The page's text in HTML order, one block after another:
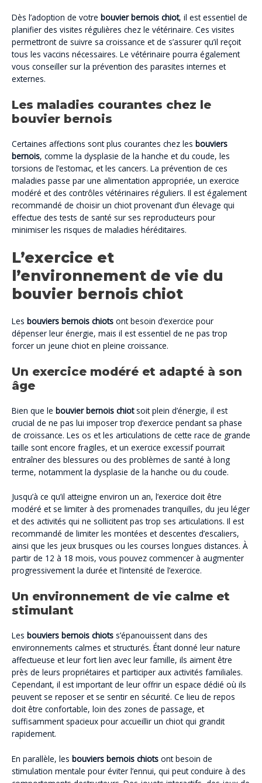
Dès l’adoption de votre bouvier bernois chiot, il est essentiel de
planifier des visites régulières chez le vétérinaire. Ces visites
permettront de suivre sa croissance et de s’assurer qu’il reçoit
tous les vaccins nécessaires. Le vétérinaire pourra également
vous conseiller sur la prévention des parasites internes et
externes.
Les maladies courantes chez le
bouvier bernois
Certaines affections sont plus courantes chez les bouviers
bernois, comme la dysplasie de la hanche et du coude, les
torsions de l’estomac, et les cancers. La prévention de ces
maladies passe par une alimentation appropriée, un exercice
modéré et des contrôles vétérinaires réguliers. Il est également
recommandé de choisir un chiot provenant d’un élevage qui
effectue des tests de santé sur ses reproducteurs pour
minimiser les risques de maladies héréditaires.
L’exercice et
l’environnement de vie du
bouvier bernois chiot
Les bouviers bernois chiots ont besoin d’exercice pour
dépenser leur énergie, mais il est essentiel de ne pas trop
forcer un jeune chiot en pleine croissance.
Un exercice modéré et adapté à son
âge
Bien que le bouvier bernois chiotsoit plein d’énergie, il est
crucial de ne pas lui imposer trop d’exercice pendant sa phase
de croissance. Les os et les articulations de cette race de grande
taille sont encore fragiles, et un exercice excessif pourrait
entraîner des blessures ou des problèmes de santé à long
terme, notamment la dysplasie de la hanche ou du coude.
Jusqu’à ce qu’il atteigne environ un an, l’exercice doit être
modéré et se limiter à des promenades tranquilles, du jeu léger
et des activités qui ne sollicitent pas trop ses articulations. Il est
recommandé de limiter les montées et descentes d’escaliers,
ainsi que les jeux brusques ou les courses longues distances. À
partir de 12 à 18 mois, vous pouvez commencer à augmenter
progressivement la durée et l’intensité de l’exercice.
Un environnement de vie calme et
stimulant
Les bouviers bernois chiots s’épanouissent dans des
environnements calmes et structurés. Étant donné leur nature
affectueuse et leur fort lien avec leur famille, ils aiment être
près de leurs propriétaires et participer aux activités familiales.
Cependant, il est important de leur offrir un espace dédié où ils
peuvent se reposer et se sentir en sécurité. Ce lieu de repos
doit être confortable, loin des zones de passage, et
suffisamment spacieux pour accueillir un chiot qui grandit
rapidement.
En parallèle, les bouviers bernois chiots ont besoin de
stimulation mentale pour éviter l’ennui, qui peut conduire à des